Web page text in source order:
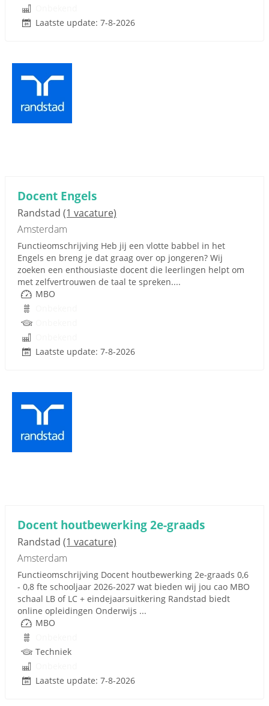
Laatste update: 7-8-2026
Docent Engels
Randstad (1 vacature)
Amsterdam
Functieomschrijving Heb jij een vlotte babbel in het
Engels en breng je dat graag over op jongeren? Wij
zoeken een enthousiaste docent die leerlingen helpt om
met zelfvertrouwen de taal te spreken....
MBO
Laatste update: 7-8-2026
Docent houtbewerking 2e-graads
Randstad (1 vacature)
Amsterdam
Functieomschrijving Docent houtbewerking 2e-graads 0,6
- 0,8 fte schooljaar 2026-2027 wat bieden wij jou cao MBO
schaal LB of LC + eindejaarsuitkering Randstad biedt
online opleidingen Onderwijs ...
MBO
Techniek
Laatste update: 7-8-2026